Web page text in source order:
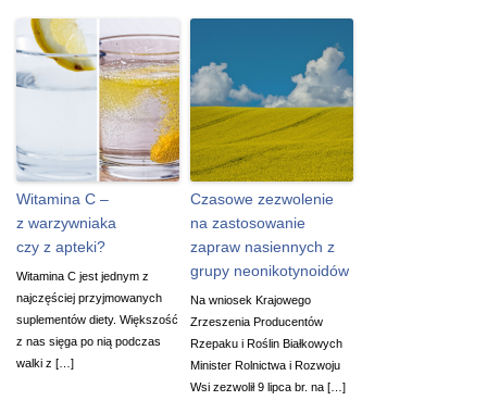
Witamina C –
z warzywniaka
czy z apteki?
Witamina C jest jednym z
najczęściej przyjmowanych
suplementów diety. Większość
z nas sięga po nią podczas
walki z […]
Czasowe zezwolenie
na zastosowanie
zapraw nasiennych z
grupy neonikotynoidów
Na wniosek Krajowego
Zrzeszenia Producentów
Rzepaku i Roślin Białkowych
Minister Rolnictwa i Rozwoju
Wsi zezwolił 9 lipca br. na […]